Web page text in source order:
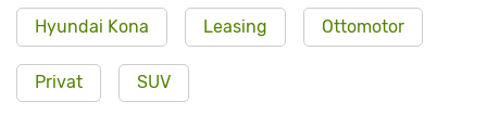
Hyundai Kona Leasing Ottomotor
Privat SUV